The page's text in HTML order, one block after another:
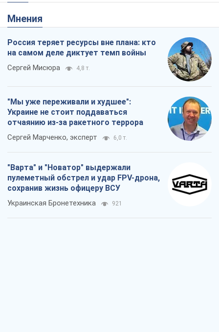
Мнения
Россия теряет ресурсы вне плана: кто
на самом деле диктует темп войны
Сергей Мисюра 4,8 т.
"Мы уже переживали и худшее":
Украине не стоит поддаваться
отчаянию из-за ракетного террора
Сергей Марченко, эксперт 6,0 т.
"Варта" и "Новатор" выдержали
пулеметный обстрел и удар FPV-дрона,
сохранив жизнь офицеру ВСУ
Украинская Бронетехника 921